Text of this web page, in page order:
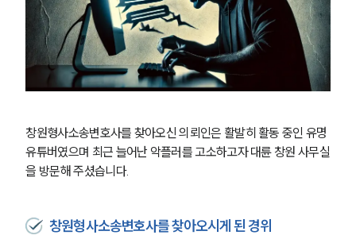
창원형사소송변호사를 찾아오신 의뢰인은 활발히 활동 중인 유명
유튜버였으며 최근 늘어난 악플러를 고소하고자 대륜 창원 사무실
을 방문해 주셨습니다.
창원형사소송변호사를 찾아오시게 된 경위